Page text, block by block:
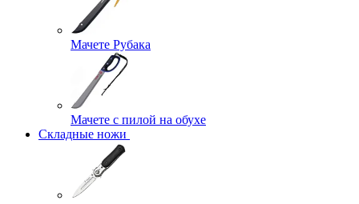
Мачете Рубака
Мачете с пилой на обухе
Складные ножи